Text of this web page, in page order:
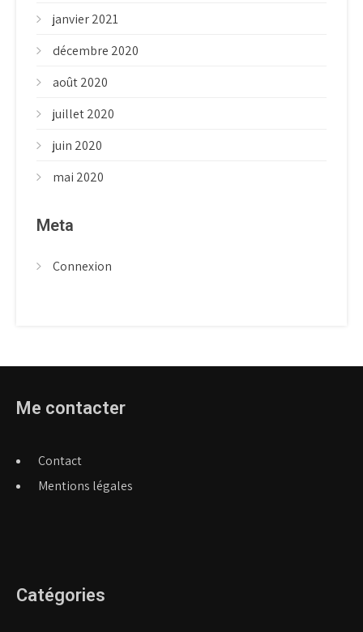
janvier 2021
décembre 2020
août 2020
juillet 2020
juin 2020
mai 2020
Meta
Connexion
Me contacter
Contact
Mentions légales
Catégories